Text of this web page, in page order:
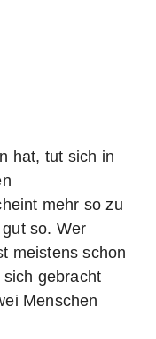
hat, tut sich in
mehr so zu
so. Wer
meistens schon
gebracht
Menschen